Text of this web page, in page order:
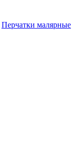
Перчатки малярные